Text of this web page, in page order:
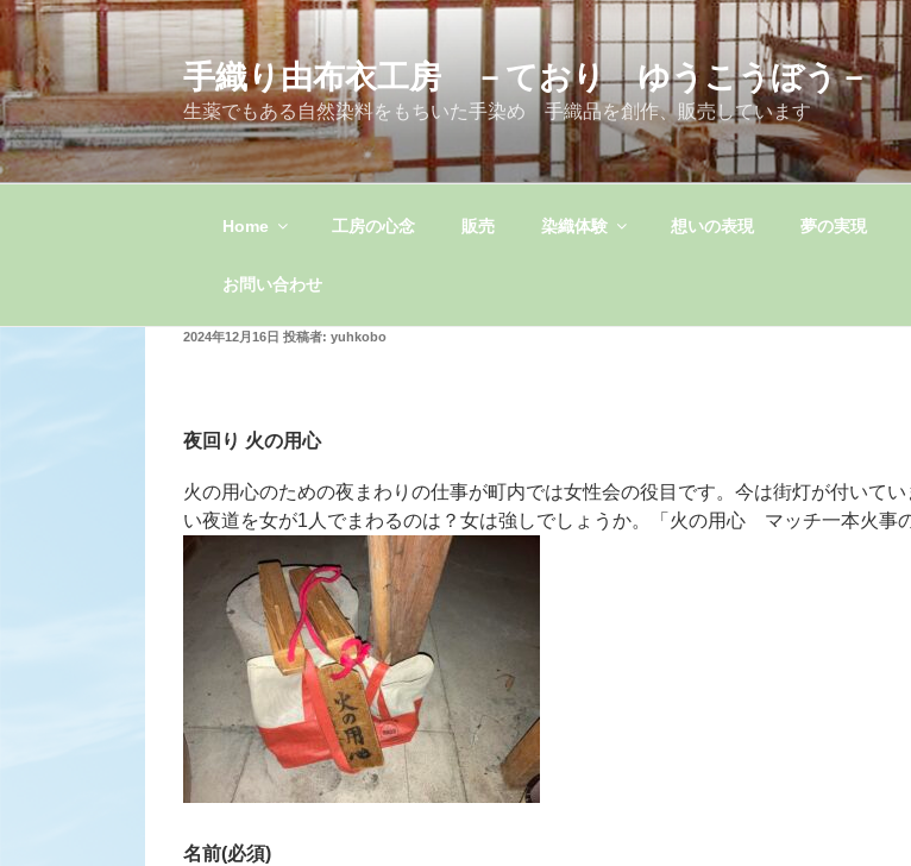
コ
テ
ン
ツ
へ
ス
手織り由布衣工房 －ており ゆうこうぼう－
生薬でもある自然染料をもちいた手染め 手織品を創作、販売しています
Home 工房の心念 販売 染織体験 想いの表現 夢の実現
お問い合わせ
投
2024年12月16日 投稿者: yuhkobo
夜回り 火の用心
火の用心のための夜まわりの仕事が町内では女性会の役目です。今は街灯が付いて
い夜道を女が1人でまわるのは？女は強しでしょうか。「火の用心 マッチ一本火事の
名前(必須)